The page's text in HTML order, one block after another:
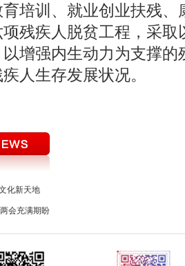
培训、就业创业扶残
残疾人脱贫工程，采取
增强内生动力为支撑的
人生存发展状况。
化新天地
会充满期盼